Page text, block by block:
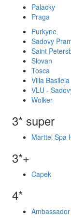
Palacky
Praga
Purkyne
Sadovy
Saint
Slovan
Tosca
Villa Basileia
VLU -
Wolker
3* super
Marttel Spa
3*+
Capek
4*